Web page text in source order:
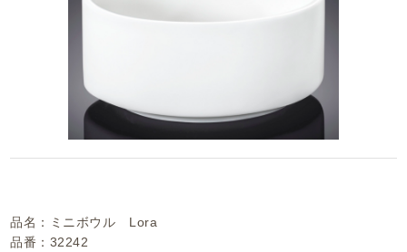
品名：ミニボウル Lora
品番：32242